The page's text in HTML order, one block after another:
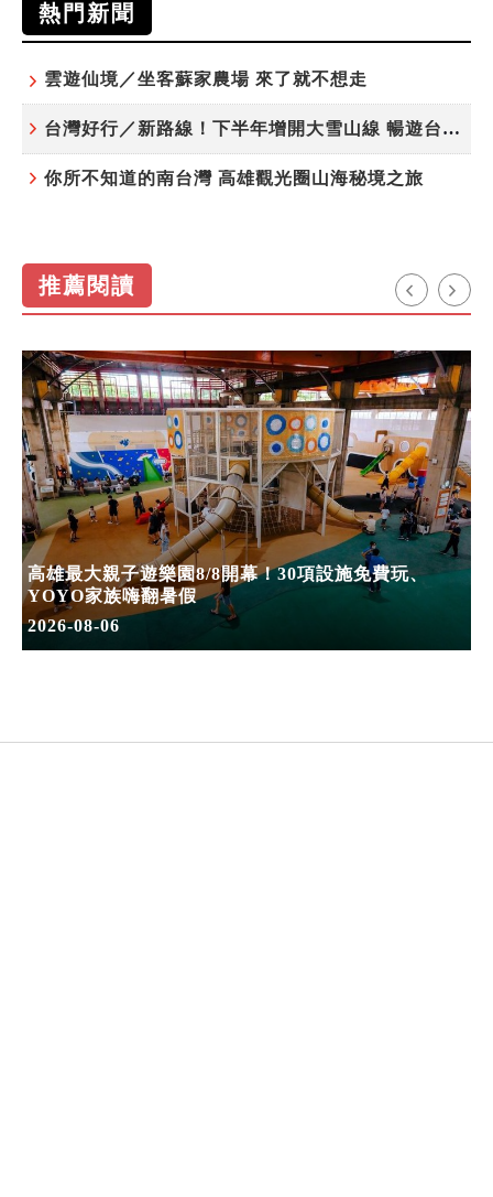
熱門新聞
雲遊仙境／坐客蘇家農場 來了就不想走
台灣好行／新路線！下半年增開大雪山線 暢遊台中更便利
你所不知道的南台灣 高雄觀光圈山海秘境之旅
推薦閱讀
高雄最大親子遊樂園8/8開幕！30項設施免費玩、
YOYO家族嗨翻暑假
2026-08-06